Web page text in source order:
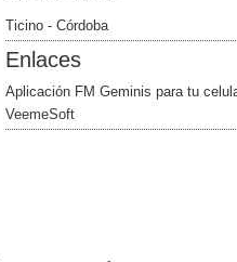
Ticino - Córdoba
Enlaces
Aplicación FM Geminis para tu
VeemeSoft